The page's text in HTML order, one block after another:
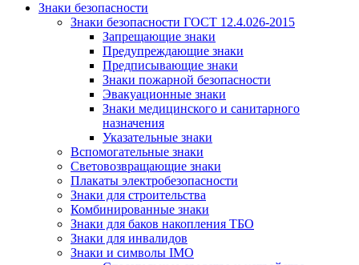
Знаки безопасности
Знаки безопасности ГОСТ 12.4.026-2015
Запрещающие знаки
Предупреждающие знаки
Предписывающие знаки
Знаки пожарной безопасности
Эвакуационные знаки
Знаки медицинского и санитарного
назначения
Указательные знаки
Вспомогательные знаки
Световозвращающие знаки
Плакаты электробезопасности
Знаки для строительства
Комбинированные знаки
Знаки для баков накопления ТБО
Знаки для инвалидов
Знаки и символы IMO